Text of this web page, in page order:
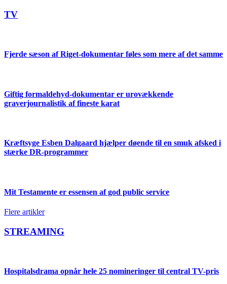
TV
Fjerde sæson af Riget-dokumentar føles som mere af det samme
Giftig formaldehyd-dokumentar er urovækkende
graverjournalistik af fineste karat
Kræftsyge Esben Dalgaard hjælper døende til en smuk afsked i
stærke DR-programmer
Mit Testamente er essensen af god public service
Flere artikler
STREAMING
Hospitalsdrama opnår hele 25 nomineringer til central TV-pris